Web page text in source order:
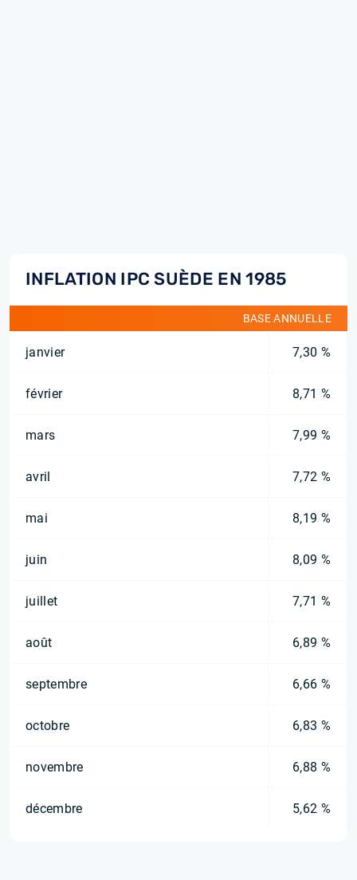
INFLATION IPC SUÈDE EN 1985
BASE ANNUELLE
janvier 7,30 %
février 8,71 %
mars 7,99 %
avril 7,72 %
mai 8,19 %
juin 8,09 %
juillet 7,71 %
août 6,89 %
septembre 6,66 %
octobre 6,83 %
novembre 6,88 %
décembre 5,62 %